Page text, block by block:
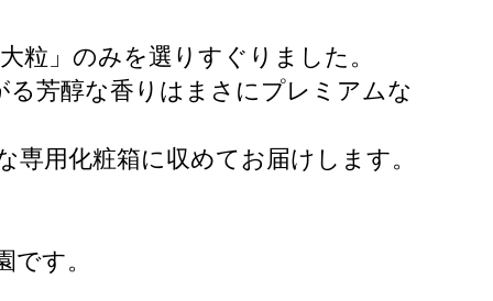
粒」のみを選りすぐりました。
る芳醇な香りはまさにプレミアムな
用化粧箱に収めてお届けします。
す。